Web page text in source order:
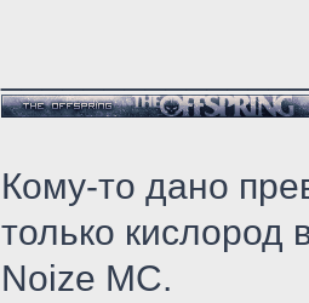
Кому-то дано
только кислород
Noize MC.